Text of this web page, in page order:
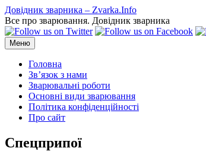
Перейти
до
вмісту
Довідник зварника – Zvarka.Info
Все про зварювання. Довідник зварника
Меню
Головна
Зв’язок з нами
Зварювальні роботи
Основні види зварювання
Політика конфіденційності
Про сайт
Спецприпої